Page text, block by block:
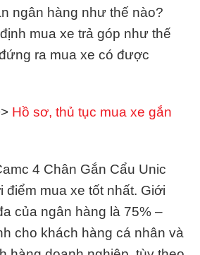
ngân hàng như thế nào?
mua xe trả góp như thế
ra mua xe có được
Hồ sơ, thủ tục mua xe gắn
4 Chân Gắn Cẩu Unic
điểm mua xe tốt nhất. Giới
của ngân hàng là 75% –
cho khách hàng cá nhân và